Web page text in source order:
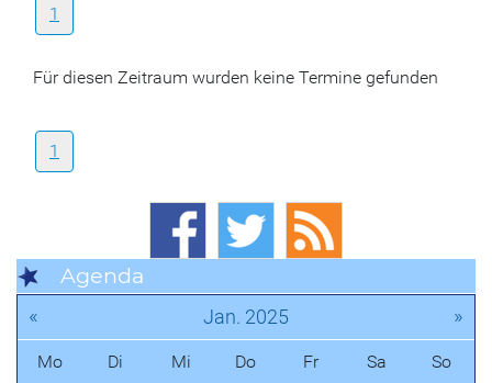
1
Für diesen Zeitraum wurden keine Termine gefunden
1
Agenda
« Jan. 2025 »
Mo Di Mi Do Fr Sa So